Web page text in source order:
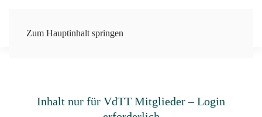
Zum Hauptinhalt springen
Inhalt nur für VdTT Mitglieder – Login